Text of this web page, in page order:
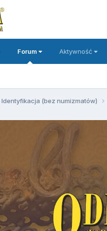
Forum Aktywność
Identyfikacja (bez numizmatów)